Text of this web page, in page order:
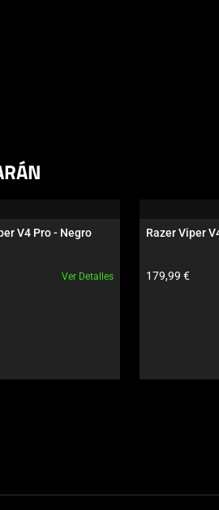
V4 Pro - Negro
producto: Ver Detalles
Razer Viper
Precio del
179,99 €